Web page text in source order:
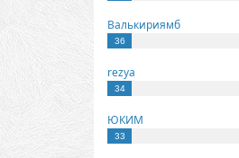
Валькириямб
36
rezya
34
ЮКИМ
33